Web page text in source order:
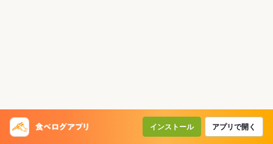
インストール アプリで開く